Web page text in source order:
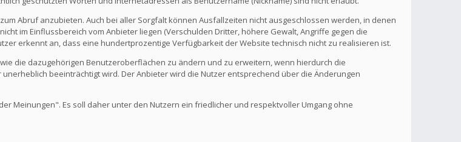
Abruf anzubieten. Auch bei aller Sorgfalt können Ausfallzeiten nicht ausgeschlossen werden, in denen
im Einflussbereich vom Anbieter liegen (Verschulden Dritter, höhere Gewalt, Angriffe gegen die
erkennt an, dass eine hundertprozentige Verfügbarkeit der Website technisch nicht zu realisieren ist.
die dazugehörigen Benutzeroberflächen zu ändern und zu erweitern, wenn hierdurch die
beeinträchtigt wird. Der Anbieter wird die Nutzer entsprechend über die Änderungen
Meinungen". Es soll daher unter den Nutzern ein friedlicher und respektvoller Umgang ohne